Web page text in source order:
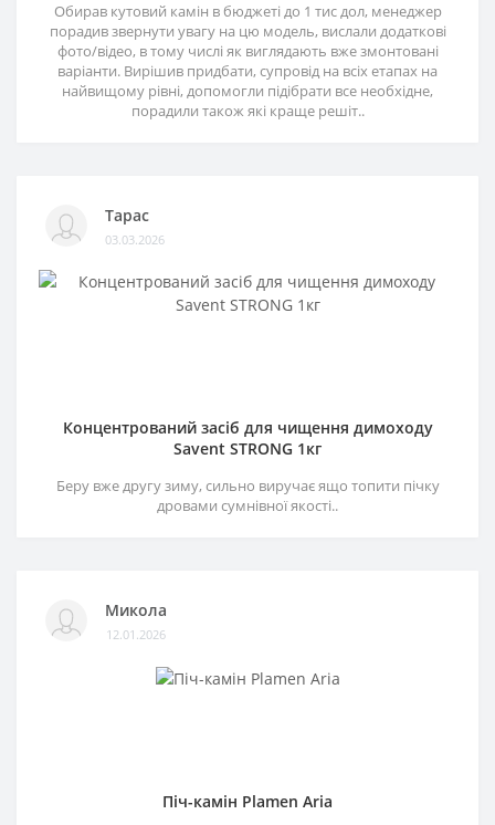
Обирав кутовий камін в бюджеті до 1 тис дол, менеджер
порадив звернути увагу на цю модель, вислали додаткові
фото/відео, в тому числі як виглядають вже змонтовані
варіанти. Вирішив придбати, супровід на всіх етапах на
найвищому рівні, допомогли підібрати все необхідне,
порадили також які краще решіт..
Тарас
03.03.2026
Концентрований засіб для чищення димоходу
Savent STRONG 1кг
Беру вже другу зиму, сильно виручає ящо топити пічку
дровами сумнівної якості..
Микола
12.01.2026
Піч-камін Plamen Aria